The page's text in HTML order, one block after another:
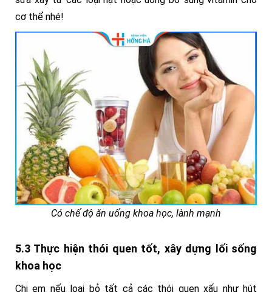
cơ thể nhé!
Có chế độ ăn uống khoa học, lành mạnh
5.3 Thực hiện thói quen tốt, xây dựng lối sống
khoa học
Chị em nếu loại bỏ tất cả các thói quen xấu như hút